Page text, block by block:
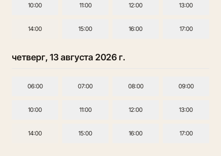
10:00 11:00 12:00 13:00
14:00 15:00 16:00 17:00
четверг, 13 августа 2026 г.
06:00 07:00 08:00 09:00
10:00 11:00 12:00 13:00
14:00 15:00 16:00 17:00